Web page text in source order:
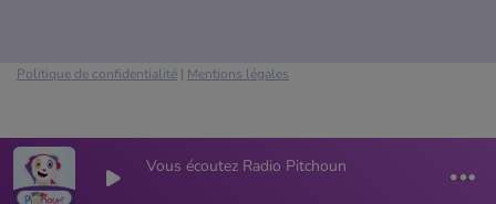
Vous écoutez Radio Pitchoun
Politique de confidentialité | Mentions légales